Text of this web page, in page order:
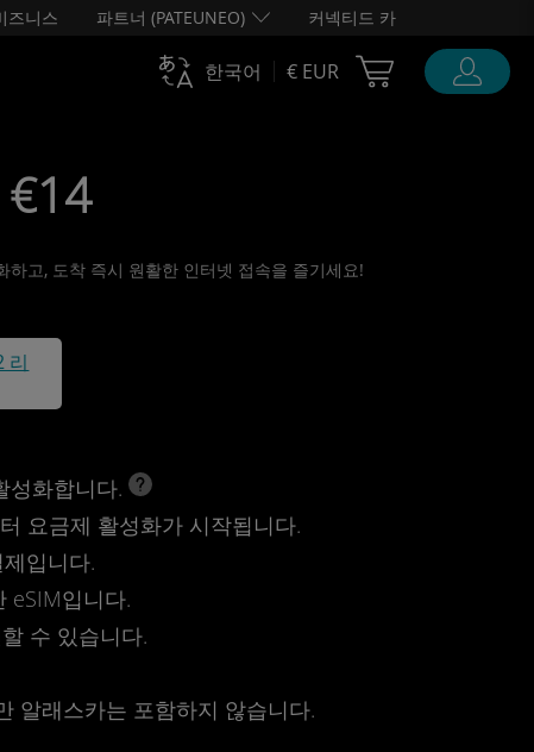
즈니스 파트너 (PATEUNEO) 커넥티드 카
한국어 € EUR Cart Ubigi
€14
고, 도착 즉시 원활한 인터넷 접속을 즐기세요!
리
성화합니다.
요금제 활성화가 시작됩니다.
입니다.
eSIM입니다.
수 있습니다.
알래스카는 포함하지 않습니다.